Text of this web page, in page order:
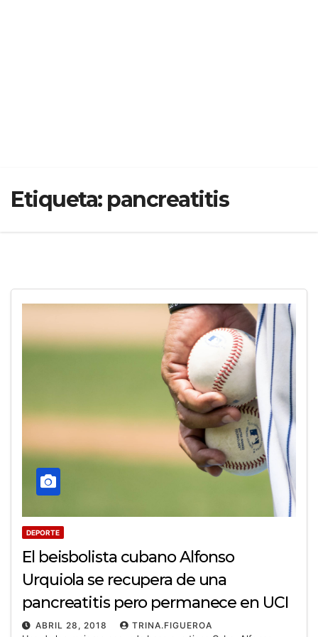
Etiqueta: pancreatitis
DEPORTE
El beisbolista cubano Alfonso
Urquiola se recupera de una
pancreatitis pero permanece en UCI
ABRIL 28, 2018
TRINA.FIGUEROA